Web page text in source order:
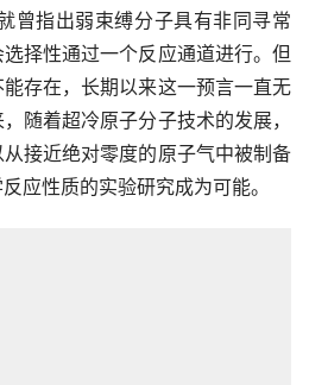
曾指出弱束缚分子具有非同寻常
择性通过一个反应通道进行。但
存在，长期以来这一预言一直无
随着超冷原子分子技术的发展，
接近绝对零度的原子气中被制备
应性质的实验研究成为可能。